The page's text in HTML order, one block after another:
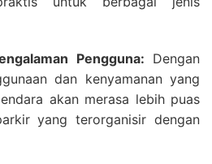
Pengguna: Dengan
dan kenyamanan yang
akan merasa lebih puas
yang terorganisir dengan